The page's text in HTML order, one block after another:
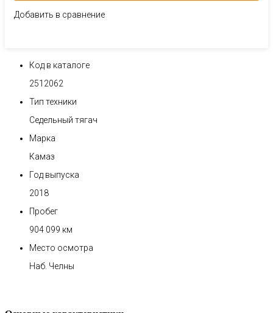
Добавить в сравнение
Код в каталоге
2512062
Тип техники
Седельный тягач
Марка
Камаз
Год выпуска
2018
Пробег
904 099 км
Место осмотра
Наб. Челны